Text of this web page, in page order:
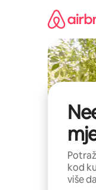
kod
više